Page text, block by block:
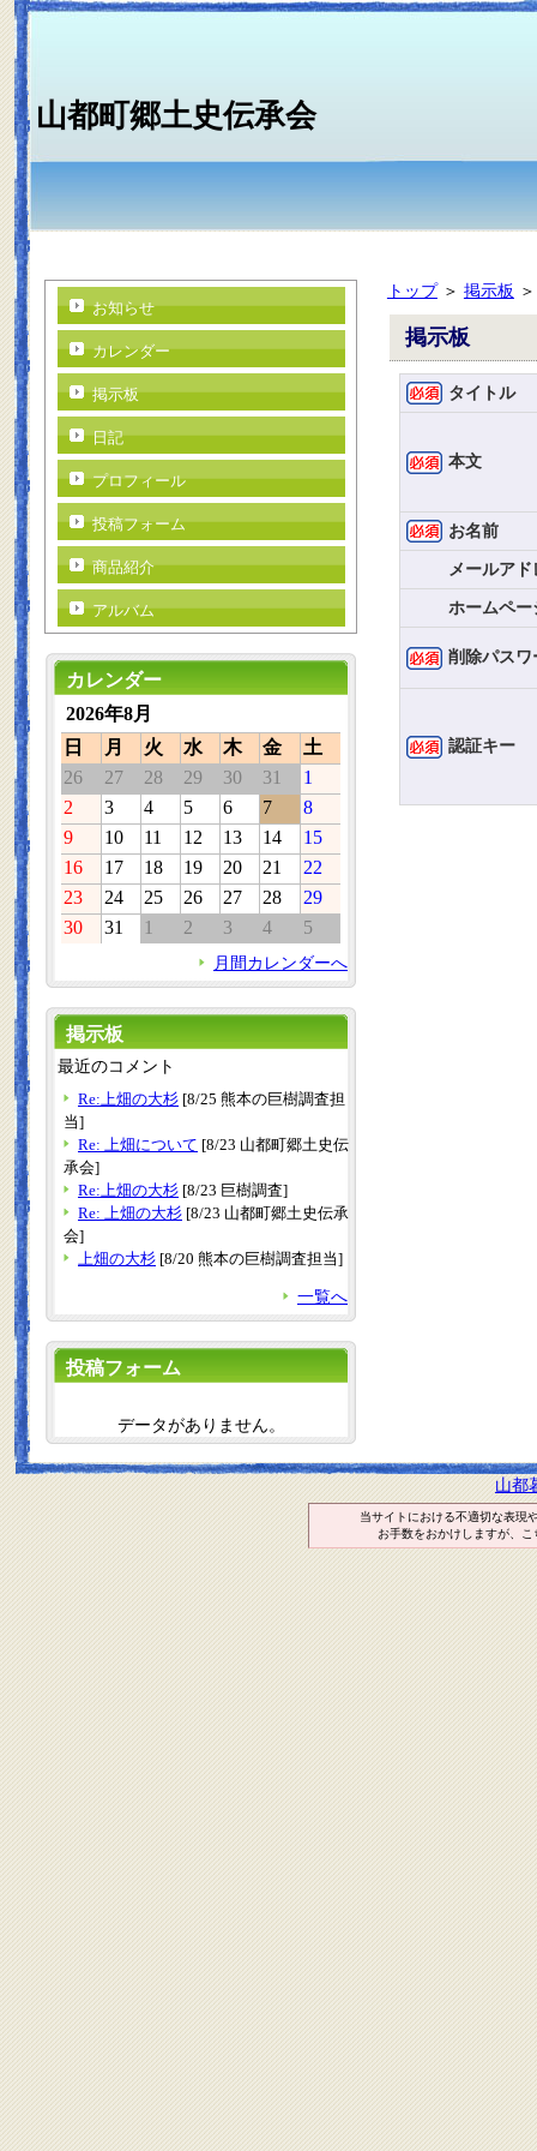
山都町郷土史伝承会
トップ＞ 掲示板
掲示板
タイトル
本文
お名前
メールアド
ホームペー
削除パスワ
認証キー
お知らせ
カレンダー
掲示板
日記
プロフィール
投稿フォーム
商品紹介
アルバム
カレンダー
2026年8月
日
月 火 水 木 金
土
26
27 28 29 30 31
1
2
3 4 5 6 7
8
9
10 11 12 13 14
15
16
17 18 19 20 21
22
23
24 25 26 27 28
29
30
31 1 2 3 4 5
月間カレンダーへ
掲示板
最近のコメント
Re:上畑の大杉 [8/25 熊本の巨樹調査担
当]
Re: 上畑について [8/23 山都町郷土史伝
承会]
Re:上畑の大杉 [8/23 巨樹調査]
Re: 上畑の大杉 [8/23 山都町郷土史伝承
会]
上畑の大杉 [8/20 熊本の巨樹調査担当]
一覧へ
投稿フォーム
データがありません。
山都
当サイトにおける不適切な表現
お手数をおかけしますが、こ